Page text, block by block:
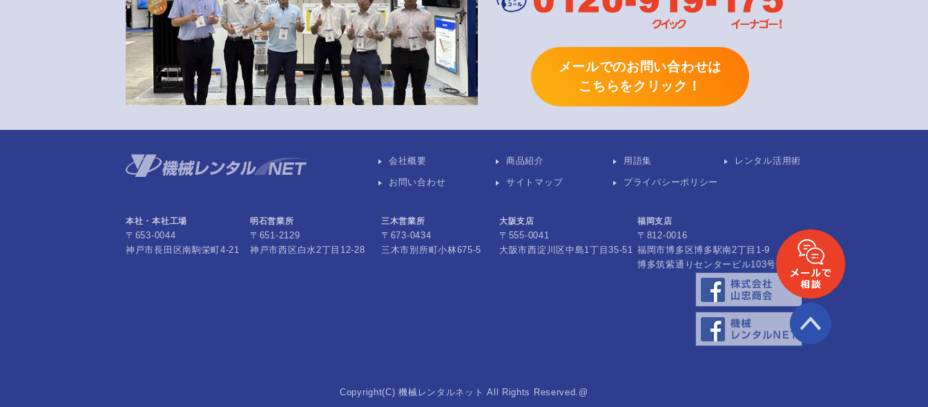
メールでのお問い合わせは
こちらをクリック！
会社概要
お問い合わせ
商品紹介
サイトマップ
用語集
プライバシーポリシー
レンタル活用術
本社・本社工場
〒653-0044
神戸市長田区南駒栄町4-21
明石営業所
〒651-2129
神戸市西区白水2丁目12-28
三木営業所
〒673-0434
三木市別所町小林675-5
大阪支店
〒555-0041
大阪市西淀川区中島1丁目35-51
福岡支店
〒812-0016
福岡市博多区博多駅南2丁目1-9
博多筑紫通りセンタービル103号
Copyright(C) 機械レンタルネット All Rights Reserved.@